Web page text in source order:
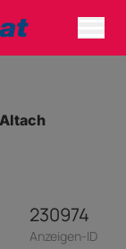
230974
Anzeigen-ID